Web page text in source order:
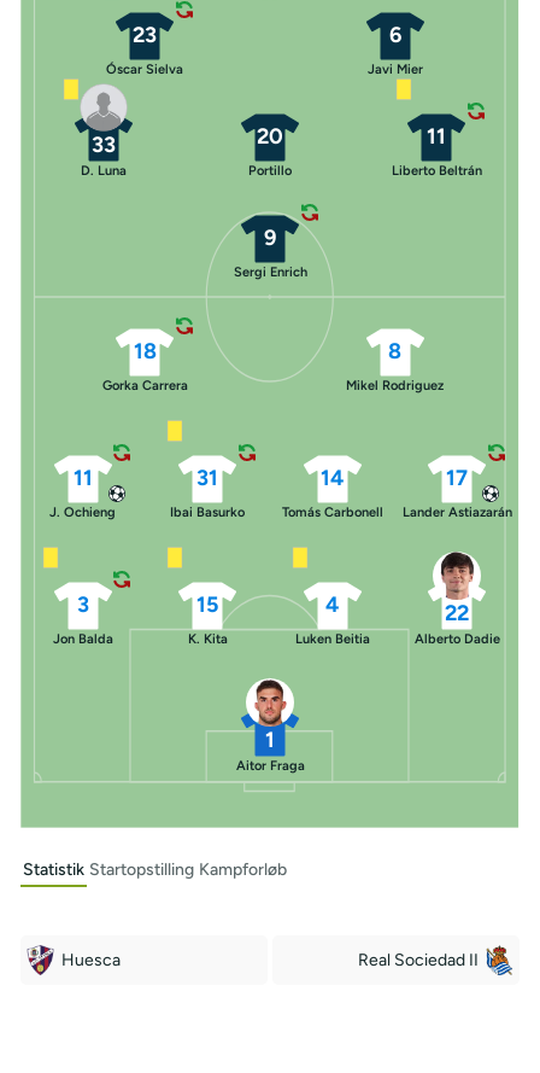
6
Javi Mier
23
Óscar Sielva
11
Liberto Beltrán
20
Portillo
33
D. Luna
9
Sergi Enrich
1
Aitor Fraga
3
Jon Balda
15
K. Kita
4
Luken Beitia
22
Alberto Dadie
11
J. Ochieng
31
Ibai Basurko
14
Tomás Carbonell
17
Lander Astiazarán
18
Gorka Carrera
8
Mikel Rodriguez
Statistik Startopstilling Kampforløb
Huesca Real Sociedad II